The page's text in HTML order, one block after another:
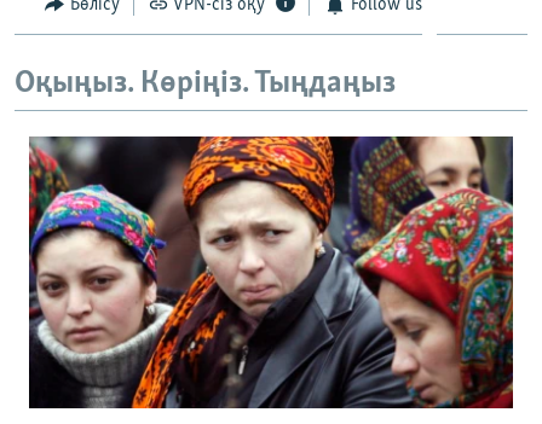
Бөлісу VPN-сіз оқу Follow us
Оқыңыз. Көріңіз. Тыңдаңыз